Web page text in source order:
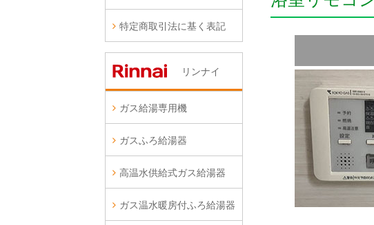
特定商取引法に基く表記
リンナイ
ガス給湯専用機
ガスふろ給湯器
高温水供給式ガス給湯器
ガス温水暖房付ふろ給湯器